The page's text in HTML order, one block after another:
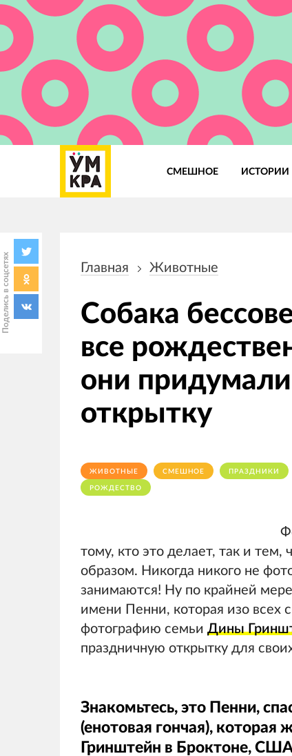
СМЕШНОЕ ИСТОРИИ
Поделись в соцсетях навигации
Главная Животные
Собака
все
они
открытку
ЖИВОТНЫЕ СМЕШНОЕ ПРАЗДНИКИ
РОЖДЕСТВО
тому, кто это делает, так и
образом. Никогда никого не
занимаются! Ну по крайней
имени Пенни, которая изо
фотографию семьи Дины
праздничную открытку для
Знакомьтесь, это Пенни,
(енотовая гончая), которая
Гринштейн в Броктоне,